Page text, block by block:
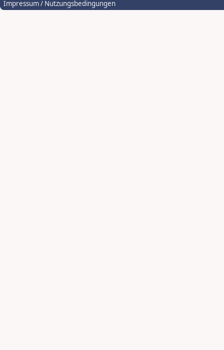
Impressum / Nutzungsbedingungen